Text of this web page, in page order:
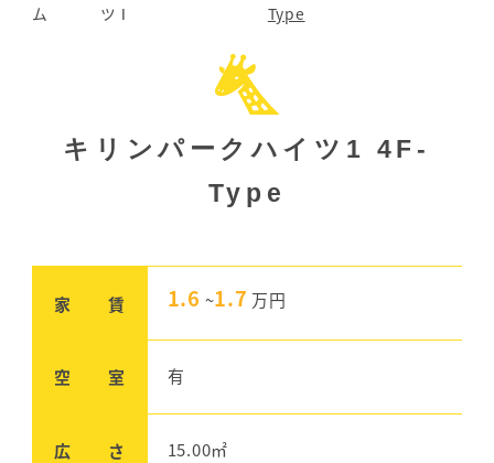
ム
ツⅠ
Type
キリンパークハイツ1 4F-
Type
家 賃 1.6 ~1.7 万円
空 室 有
広 さ 15.00㎡